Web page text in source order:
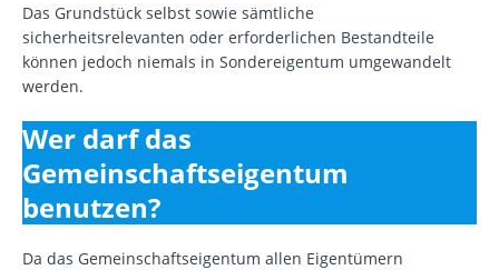
Das Grundstück selbst sowie sämtliche
sicherheitsrelevanten oder erforderlichen Bestandteile
können jedoch niemals in Sondereigentum umgewandelt
werden.
Wer darf das
Gemeinschaftseigentum
benutzen?
Da das Gemeinschaftseigentum allen Eigentümern